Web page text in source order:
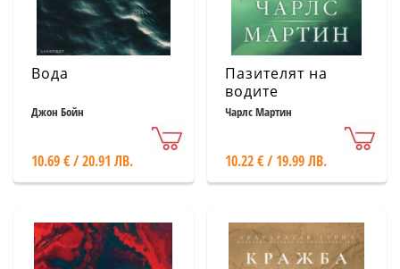
Вода
Джон Бойн
10.69 € / 20.91 ЛВ.
Пазителят на
водите
Чарлс Мартин
10.22 € / 19.99 ЛВ.